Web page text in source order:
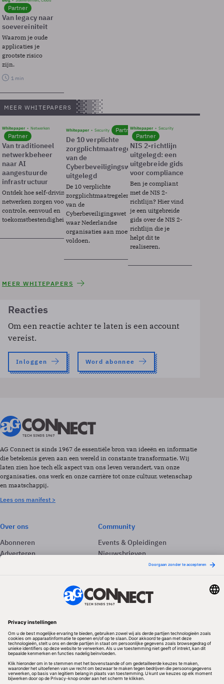
Partner
Van legacy naar
soevereiniteit
Waarom je oude
applicaties je
grootste risico
zijn.
1 min
MEER WHITEPAPERS
Whitepaper Netwerken
Partner
Van traditioneel
netwerkbeheer
naar AI
aangestuurde
infrastructuur
Ontdek hoe self-driving
netwerken zorgen voor
controle, eenvoud en
toekomstbestendigheid.
Whitepaper Security Partner
De 10 verplichte
zorgplichtmaatregelen
van de
Cyberbeveiligingswet
uitgelegd
De 10 verplichte
zorgplichtmaatregelen
van de
Cyberbeveiligingswet
waar Nederlandse
organisaties aan moeten
voldoen.
Whitepaper Security
Partner
NIS 2-richtlijn
uitgelegd: een
uitgebreide gids
voor compliance
Ben je compliant
met de NIS 2-
richtlijn? Hier vind
je een uitgebreide
gids over de NIS 2-
richtlijn die je
helpt dit te
realiseren.
MEER WHITEPAPERS
Reacties
Om een reactie achter te laten is een account
vereist.
Inloggen Word abonnee
AG Connect is sinds 1967 de essentiële bron van ideeën en informatie
die betekenis geven aan een wereld in constante transformatie. Wij
laten zien hoe tech elk aspect van ons leven verandert, van onze
organisaties, ons werk en onze carrière tot onze cultuur, wetenschap
en maatschappij.
Lees ons manifest >
Over ons
Abonneren
Adverteren
Community
Events & Opleidingen
Nieuwsbrieven
Volg ons
Redactionele partner